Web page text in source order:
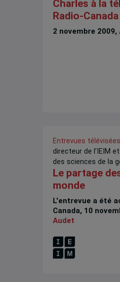
Charles à la
Radio-Canada
2 novembre 2009,
Entrevues télévisées
directeur de l’IEIM
des sciences de la
Le partage
monde
L'entrevue a été
Canada, 10
Audet